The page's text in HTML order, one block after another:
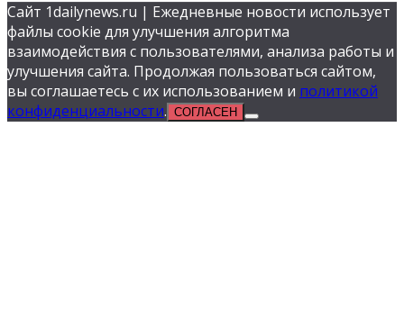
Сайт 1dailynews.ru | Ежедневные новости использует
файлы cookie для улучшения алгоритма
взаимодействия с пользователями, анализа работы и
улучшения сайта. Продолжая пользоваться сайтом,
вы соглашаетесь с их использованием и политикой
конфиденциальности. СОГЛАСЕН